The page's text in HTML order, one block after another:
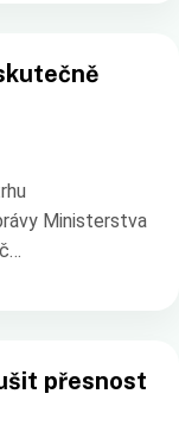
Ministerstva
přesnost